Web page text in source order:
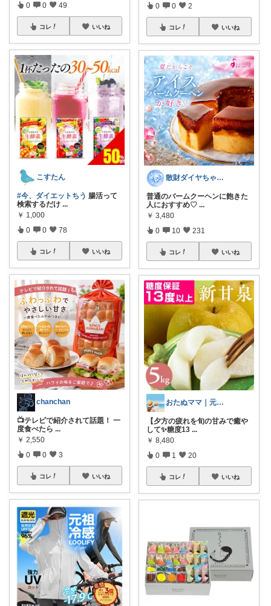
0 0 49
コレ いいね
こすたん
#今、ダイエットちう 腸活って
検索するだけ ...
￥ 1,000
0 0 78
コレ いいね
chanchan
📺テレビで紹介されて話題！ 一
度食べたら ...
￥ 2,550
0 0 3
コレ いいね
0 0 2
コレ いいね
散財ダイヤちゃん💎
普通のバームクーヘンに飽きた
人におすすめ♡ ...
￥ 3,480
0 10 231
コレ いいね
おたぬママ｜元保育士の0〜2歳育児ハック
【夕方の疲れを旬の甘みで癒や
して✨糖度13 ...
￥ 8,480
0 1 20
コレ いいね